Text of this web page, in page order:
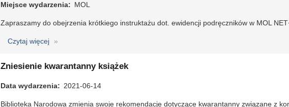
20.3
Miejsce wydarzenia
MOL
Zapraszamy do obejrzenia krótkiego instruktażu dot. ewidencji podręczników w MOL
Czytaj więcej
o
darmowych
w
Zniesienie kwarantanny książek
Data wydarzenia 2021-06-14
Biblioteka Narodowa zmienia swoje rekomendacje dotyczące kwarantanny związane z